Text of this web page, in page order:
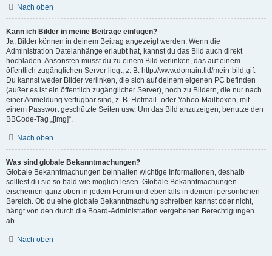
Nach oben
Kann ich Bilder in meine Beiträge einfügen?
Ja, Bilder können in deinem Beitrag angezeigt werden. Wenn die
Administration Dateianhänge erlaubt hat, kannst du das Bild auch direkt
hochladen. Ansonsten musst du zu einem Bild verlinken, das auf einem
öffentlich zugänglichen Server liegt, z. B. http://www.domain.tld/mein-bild.gif.
Du kannst weder Bilder verlinken, die sich auf deinem eigenen PC befinden
(außer es ist ein öffentlich zugänglicher Server), noch zu Bildern, die nur nach
einer Anmeldung verfügbar sind, z. B. Hotmail- oder Yahoo-Mailboxen, mit
einem Passwort geschützte Seiten usw. Um das Bild anzuzeigen, benutze den
BBCode-Tag „[img]“.
Nach oben
Was sind globale Bekanntmachungen?
Globale Bekanntmachungen beinhalten wichtige Informationen, deshalb
solltest du sie so bald wie möglich lesen. Globale Bekanntmachungen
erscheinen ganz oben in jedem Forum und ebenfalls in deinem persönlichen
Bereich. Ob du eine globale Bekanntmachung schreiben kannst oder nicht,
hängt von den durch die Board-Administration vergebenen Berechtigungen
ab.
Nach oben